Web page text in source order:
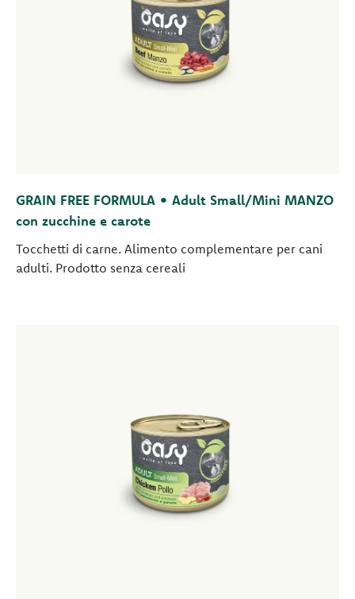
GRAIN FREE FORMULA • Adult Small/Mini MANZO
con zucchine e carote
Tocchetti di carne. Alimento complementare per cani
adulti. Prodotto senza cereali